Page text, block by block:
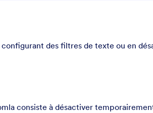
des filtres de texte ou en
consiste à désactiver